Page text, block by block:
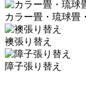
カラー畳・琉球畳
襖張り替え
障子張り替え